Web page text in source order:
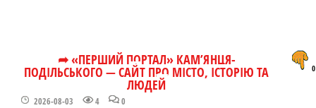
➦ «ПЕРШИЙ ПОРТАЛ» КАМ’ЯНЦЯ-
ПОДІЛЬСЬКОГО — САЙТ ПРО МІСТО, ІСТОРІЮ ТА
ЛЮДЕЙ
2026-08-03 4 0
0